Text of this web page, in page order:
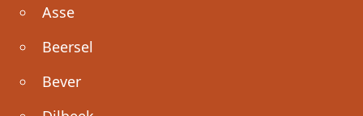
Asse
Beersel
Bever